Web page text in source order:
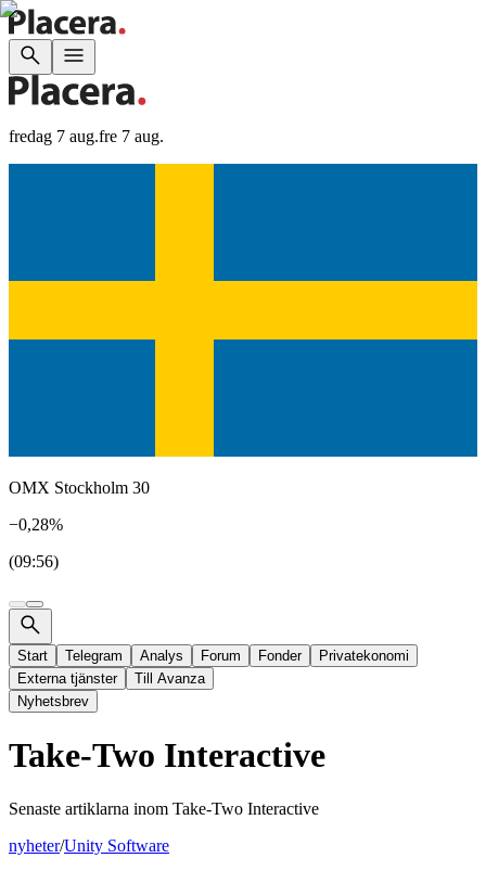
fredag 7 aug.fre 7 aug.
OMX Stockholm 30
−0,28%
(09:56)
Start Telegram Analys Forum Fonder
Privatekonomi
Externa tjänster
Till Avanza
Nyhetsbrev
Take-Two Interactive
Senaste artiklarna inom Take-Two Interactive
nyheter/Unity Software